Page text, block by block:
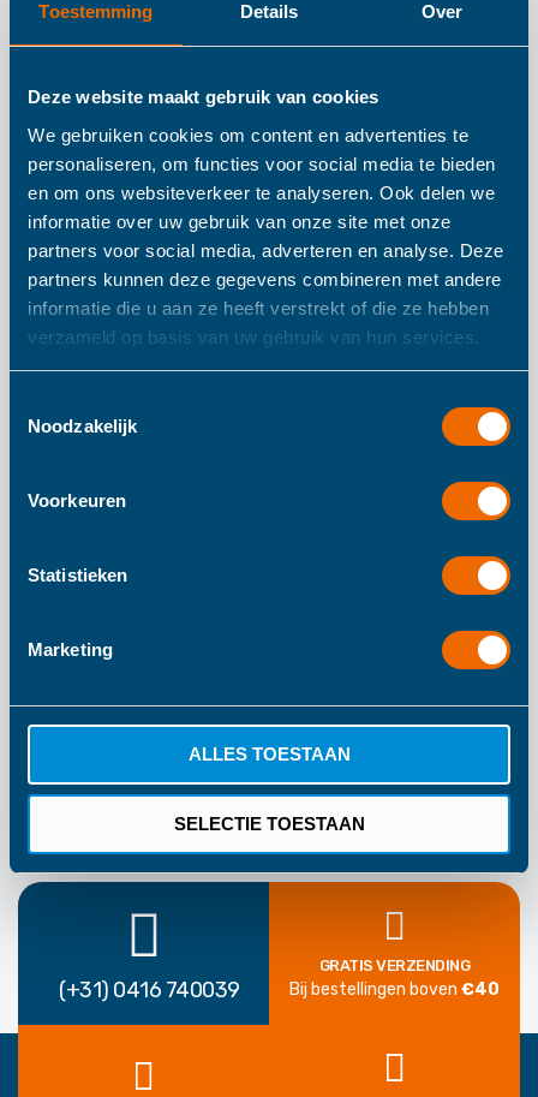
Toestemming Details Over
Deze website maakt gebruik van cookies
We gebruiken cookies om content en advertenties te
personaliseren, om functies voor social media te bieden
en om ons websiteverkeer te analyseren. Ook delen we
informatie over uw gebruik van onze site met onze
partners voor social media, adverteren en analyse. Deze
partners kunnen deze gegevens combineren met andere
informatie die u aan ze heeft verstrekt of die ze hebben
verzameld op basis van uw gebruik van hun services.
Noodzakelijk
Voorkeuren
Statistieken
Marketing
ALLES TOESTAAN
SELECTIE TOESTAAN
Details
Alle essentiële baby producten in deze nieuwe collectie
zijn van een heerlijk zachte badstof gemaakt. De
dierenpret gaat ook in de badkamer door! Na een
verfrissend bad of lekkere douche, zijn onze favoriete
dieren er klaar voor om met uw kleine te knuffelen! Omdat
deze producten in nauw contact komen met de huidjes
biologisch katoen.
(+31) 0416 740039
GRATIS VERZENDING
Bij bestellingen boven €40